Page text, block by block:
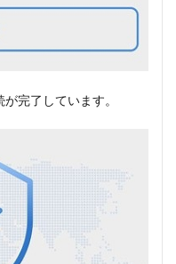
完了しています。